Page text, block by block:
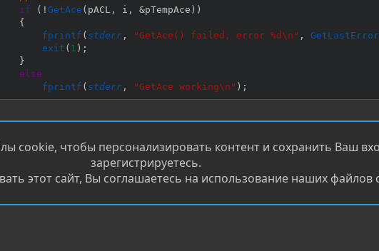
if
( ! GetAce ( pACL , i , &pTempAce ) )
{
fprintf ( stderr , "GetAce() failed, error %d\n" , GetLastError
exit ( 1 ) ;
}
else
fprintf ( stderr , "GetAce working\n" ) ;
// Add the ACE to the new ACL.
{
stderr, "AddAce() failed, error %d\n"
exit(1) ;
else
Для ответа нужно войти/
Мы в соцсетях:
cookie, чтобы персонализировать контент и сохранить Ваш
зарегистрируетесь.
этот сайт, Вы соглашаетесь на использование наших файлов